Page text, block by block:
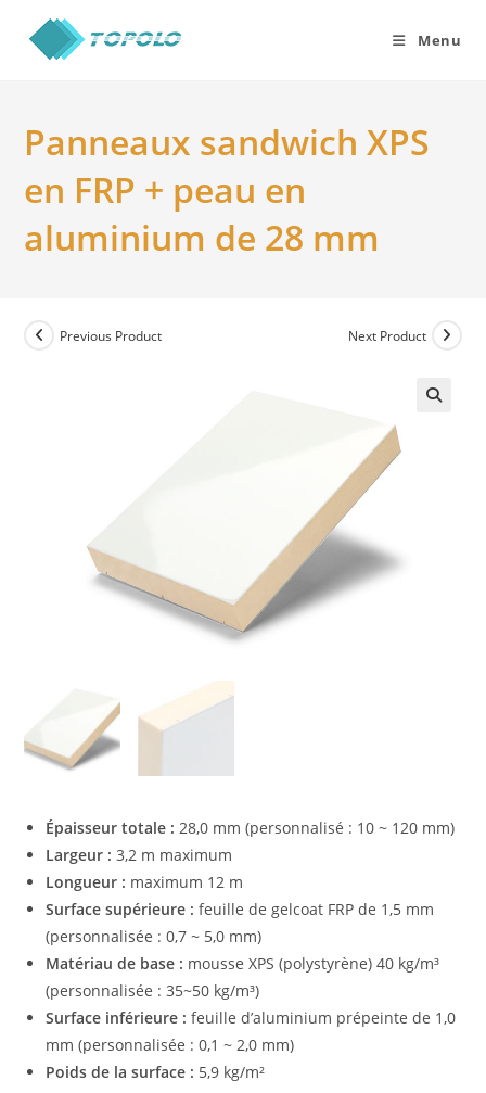
content
Menu
Panneaux sandwich XPS
en FRP + peau en
aluminium de 28 mm
Previous Product Next Product
Épaisseur totale : 28,0 mm (personnalisé : 10 ~ 120 mm)
Largeur : 3,2 m maximum
Longueur : maximum 12 m
Surface supérieure : feuille de gelcoat FRP de 1,5 mm
(personnalisée : 0,7 ~ 5,0 mm)
Matériau de base : mousse XPS (polystyrène) 40 kg/m³
(personnalisée : 35~50 kg/m³)
Surface inférieure : feuille d’aluminium prépeinte de 1,0
mm (personnalisée : 0,1 ~ 2,0 mm)
Poids de la surface : 5,9 kg/m²